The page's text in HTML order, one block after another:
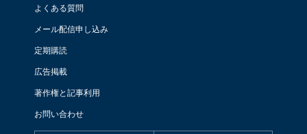
よくある質問
メール配信申し込み
定期購読
広告掲載
著作権と記事利用
お問い合わせ